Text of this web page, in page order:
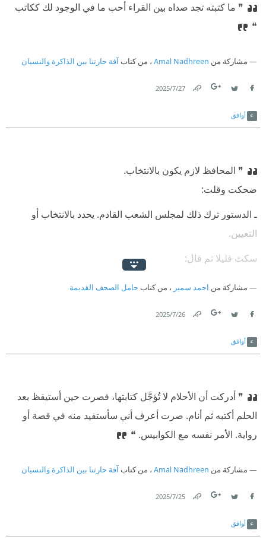
❞ ما كتبته تجد صداه بين القراء أحب ما في الوجود لك ككاتب
❝
مشاركة من Amal Nadhreen ، من كتاب آفة حارتنا بين الذاكرة والنسيان
27‏/7‏/2025
أوافق
❞ المحافظ لازم يكون بالانتخاب.
⁠‫ضحكت وقلت:
⁠‫ـ الدستور ترك ذلك لمجلس الشعب القادم. يحدد بالانتخاب أو
التعيين.
⁠‫سكتَ قليلا ثم قال:
⁠‫ـ ومجلس الشعب كمان لازم يكون بالانتخاب!
⁠‫نظرت إليه مندهشا أكتم ضحكي فقال:
مشاركة من احمد سمير ، من كتاب حامل الصحف القديمة
26‏/7‏/2025
أوافق
❞ أدركت أن الأحلام لا تُؤجَّل كتابتها، فصرت حين أستيقظ بعد
الحلم أكتبه ثم أنام. صرت أعرف أني سأستفيد منه في قصة أو
رواية. الأمر نفسه مع الكوابيس. ❝
مشاركة من Amal Nadhreen ، من كتاب آفة حارتنا بين الذاكرة والنسيان
25‏/7‏/2025
أوافق